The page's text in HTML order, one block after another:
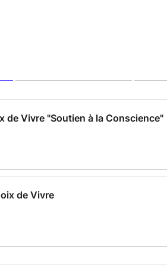
de Vivre "Soutien à la Conscience"
de Vivre